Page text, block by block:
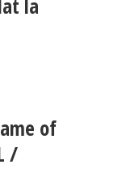
of
/